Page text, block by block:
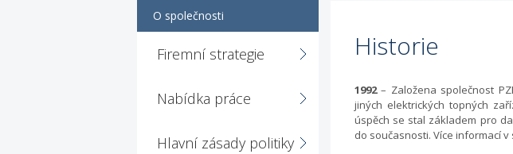
O společnosti
Firemní strategie
Nabídka práce
Hlavní zásady politiky
Historie
1992– Založena společnost
jiných elektrických topných
úspěch se stal základem pro
do současnosti. Více informací